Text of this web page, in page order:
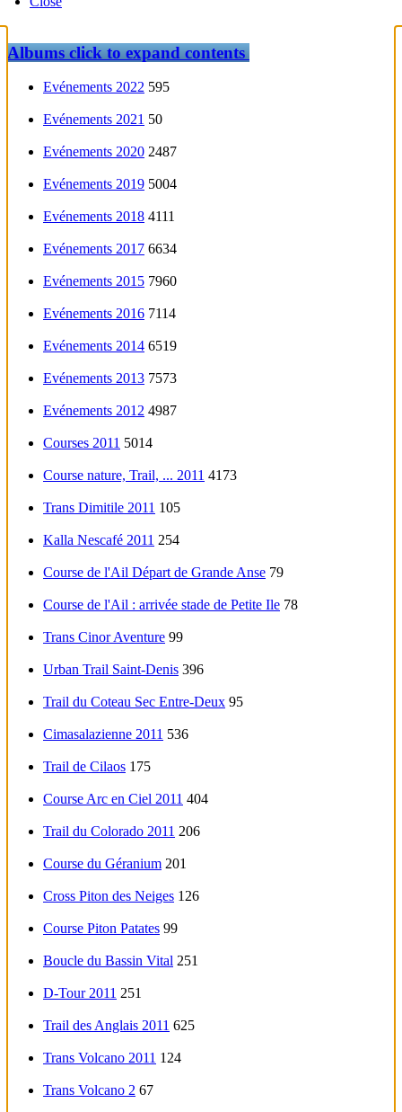
Albumsclick to expand contents
Evénements 2022 595
Evénements 2021 50
Evénements 2020 2487
Evénements 2019 5004
Evénements 2018 4111
Evénements 2017 6634
Evénements 2015 7960
Evénements 2016 7114
Evénements 2014 6519
Evénements 2013 7573
Evénements 2012 4987
Courses 2011 5014
Course nature, Trail, ... 2011 4173
Trans Dimitile 2011 105
Kalla Nescafé 2011 254
Course de l'Ail Départ de Grande Anse 79
Course de l'Ail : arrivée stade de Petite Ile 78
Trans Cinor Aventure 99
Urban Trail Saint-Denis 396
Trail du Coteau Sec Entre-Deux 95
Cimasalazienne 2011 536
Trail de Cilaos 175
Course Arc en Ciel 2011 404
Trail du Colorado 2011 206
Course du Géranium 201
Cross Piton des Neiges 126
Course Piton Patates 99
Boucle du Bassin Vital 251
D-Tour 2011 251
Trail des Anglais 2011 625
Trans Volcano 2011 124
Trans Volcano 2 67